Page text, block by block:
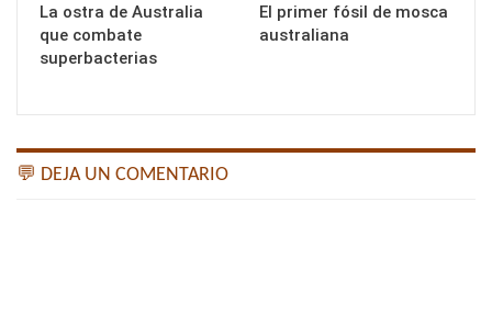
La ostra de Australia
que combate
superbacterias
El primer fósil de mosca
australiana
💬 DEJA UN COMENTARIO